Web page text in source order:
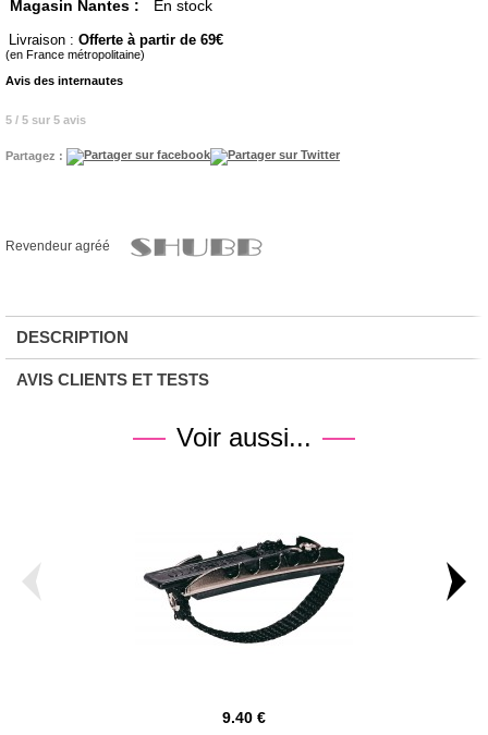
Magasin Nantes :
En stock
Livraison : Offerte à partir de 69
(en France métropolitaine)
Avis des internautes
5 / 5 sur 5 avis
Partagez :
Revendeur agréé
DESCRIPTION
AVIS CLIENTS ET TESTS
Voir aussi...
9.40